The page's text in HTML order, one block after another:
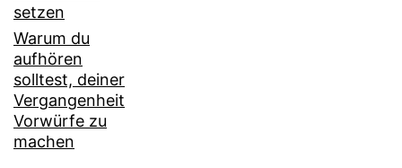
setzen
Warum du
aufhören
solltest, deiner
Vergangenheit
Vorwürfe zu
machen